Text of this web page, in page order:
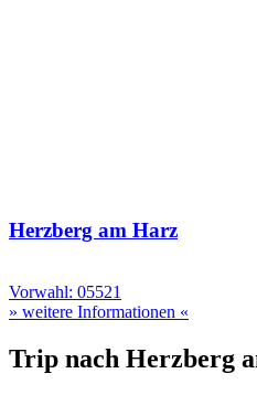
Herzberg am Harz
Vorwahl: 05521
» weitere Informationen «
Trip nach Herzberg